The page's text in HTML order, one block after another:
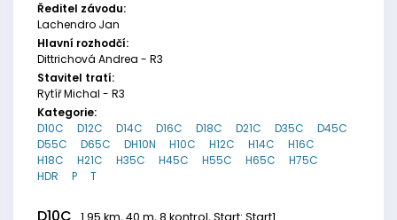
Ředitel závodu:
Lachendro Jan
Hlavní rozhodčí:
Dittrichová Andrea - R3
Stavitel tratí:
Rytíř Michal - R3
Kategorie:
D10C
D12C D14C D16C D18C D21C D35C
D45C
D55C
D65C DH10N H10C H12C H14C
H16C
H18C
H21C H35C H45C H55C H65C
H75C
HDR
P T